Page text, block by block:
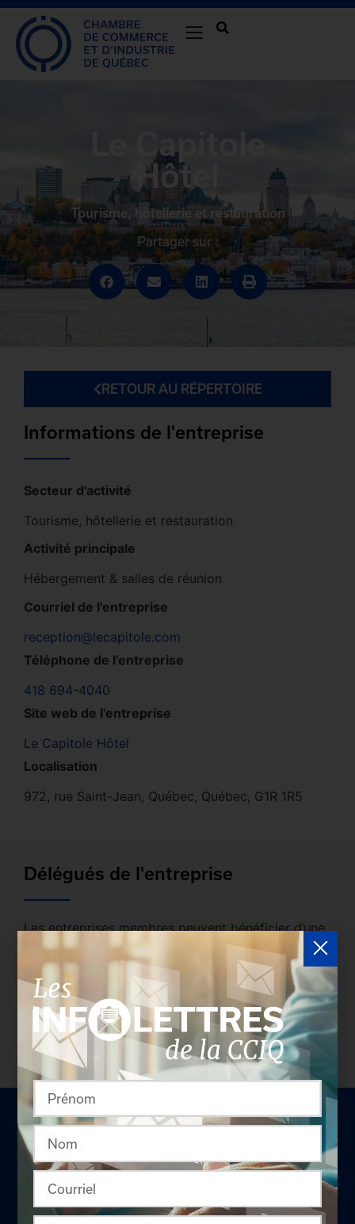
Le Capitole
Hôtel
Tourisme, hôtellerie et restauration
Partager sur :
RETOUR AU RÉPERTOIRE
Informations de l'entreprise
Secteur d'activité
Tourisme, hôtellerie et restauration
Activité principale
Hébergement & salles de réunion
Courriel de l'entreprise
reception@lecapitole.com
Téléphone de l'entreprise
418 694-4040
Site web de l'entreprise
Le Capitole Hôtel
Localisation
972, rue Saint-Jean, Québec, Québec, G1R 1R5
Délégués de l'entreprise
Les entreprises membres peuvent bénéficier d’une
version plus détaillée du répertoire via leur espace
sécurisé. Connectez-vous
afin de consulter le
profil complet des entreprises incluant les
coordonnées des délégués inscrits. Vous n'êtes
pas membre? N'attendez plus et devenez membre!